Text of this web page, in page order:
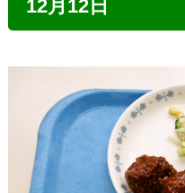
12月12日